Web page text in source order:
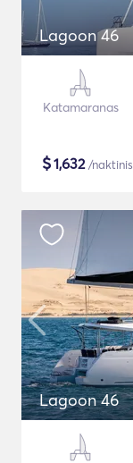
Lagoon 46
Katamaranas
$1,632/naktinis
Lagoon 46